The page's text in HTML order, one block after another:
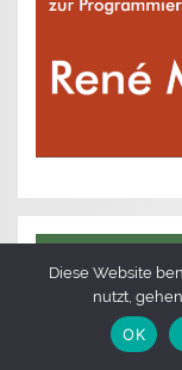
Diese Website
nutzt,
OK